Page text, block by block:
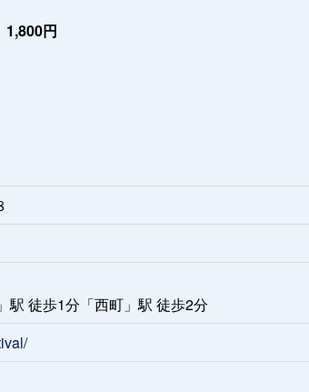
1,800円
駅 徒歩1分「西町」駅 徒歩2分